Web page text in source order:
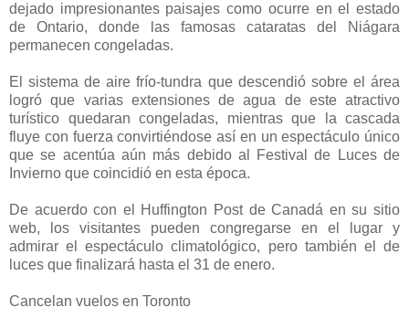
dejado impresionantes paisajes como ocurre en el estado
de Ontario, donde las famosas cataratas del Niágara
permanecen congeladas.
El sistema de aire frío-tundra que descendió sobre el área
logró que varias extensiones de agua de este atractivo
turístico quedaran congeladas, mientras que la cascada
fluye con fuerza convirtiéndose así en un espectáculo único
que se acentúa aún más debido al Festival de Luces de
Invierno que coincidió en esta época.
De acuerdo con el Huffington Post de Canadá en su sitio
web, los visitantes pueden congregarse en el lugar y
admirar el espectáculo climatológico, pero también el de
luces que finalizará hasta el 31 de enero.
Cancelan vuelos en Toronto